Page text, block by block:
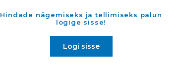
Hindade nägemiseks ja tellimiseks palun
logige sisse!
Logi sisse